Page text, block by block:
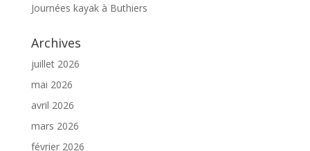
Journées kayak à Buthiers
Archives
juillet 2026
mai 2026
avril 2026
mars 2026
février 2026